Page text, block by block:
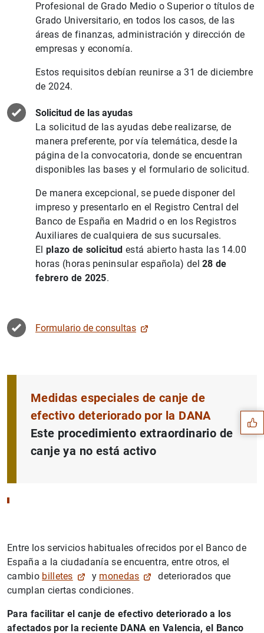
Profesional de Grado Medio o Superior o títulos de
Grado Universitario, en todos los casos, de las
áreas de finanzas, administración y dirección de
empresas y economía.
Estos requisitos debían reunirse a 31 de diciembre
de 2024.
Solicitud de las ayudas
La solicitud de las ayudas debe realizarse, de
manera preferente, por vía telemática, desde la
página de la convocatoria, donde se encuentran
disponibles las bases y el formulario de solicitud.
De manera excepcional, se puede disponer del
impreso y presentarlo en el Registro Central del
Banco de España en Madrid o en los Registros
Auxiliares de cualquiera de sus sucursales.
El plazo de solicitud está abierto hasta las 14.00
horas (horas peninsular española) del28 de
febrero de 2025.
Formulario de consultas
Medidas especiales de canje de
efectivo deteriorado por la DANA
Este procedimiento extraordinario de
canje ya no está activo
Entre los servicios habituales ofrecidos por el Banco de
España a la ciudadanía se encuentra, entre otros, el
cambio billetes y monedas
deteriorados que
cumplan ciertas condiciones.
Para facilitar el canje de efectivo deteriorado a los
afectados por la reciente DANA en Valencia, el Banco
Suggeriments
1 2